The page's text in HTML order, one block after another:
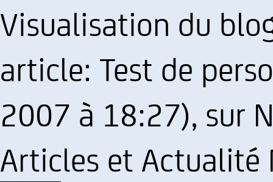
Visualisation du
article: Test de
2007 à 18:27), sur
Articles et